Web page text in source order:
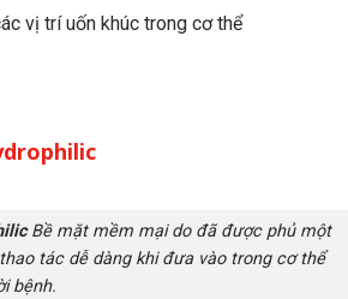
vị trí uốn khúc trong cơ thể
Bề mặt mềm mại do đã được phủ một
tác dễ dàng khi đưa vào trong cơ thể
bệnh.